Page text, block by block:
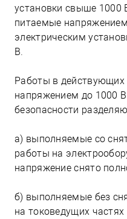
установки свыше
питаемые
электрическим
В.
Работы в действующих
напряжением до 1000
безопасности
а) выполняемые со
работы на
напряжение снято
б) выполняемые без
на токоведущих